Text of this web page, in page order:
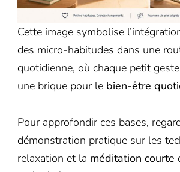
Cette image symbolise
des micro-habitudes dans une
quotidienne, où chaque petit
une brique pour le bien-être
Pour approfondir ces bases,
démonstration pratique sur les
relaxation et la méditation courte